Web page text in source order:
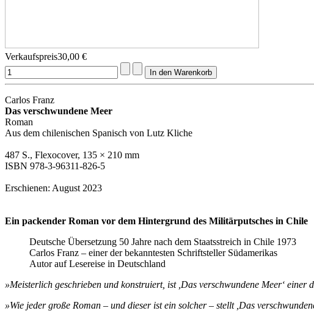
Verkaufspreis30,00 €
Carlos Franz
Das verschwundene Meer
Roman
Aus dem chilenischen Spanisch von Lutz Kliche
487 S., Flexocover, 135 × 210 mm
ISBN 978-3-96311-826-5
Erschienen: August 2023
Ein packender Roman vor dem Hintergrund des Militärputsches in Chile
Deutsche Übersetzung 50 Jahre nach dem Staatsstreich in Chile 1973
Carlos Franz – einer der bekanntesten Schriftsteller Südamerikas
Autor auf Lesereise in Deutschland
»Meisterlich geschrieben und konstruiert, ist ,Das verschwundene Meer‘
»Wie jeder große Roman – und dieser ist ein solcher – stellt ,Das